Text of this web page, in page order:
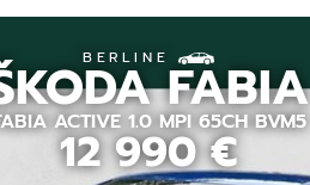
BERLINEFABIA
ACTIVE 1.0 MPI 65CH BVM5
12 990 €